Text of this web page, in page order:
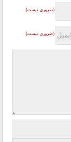
(ضروری نیست)
(ضروری نیست)